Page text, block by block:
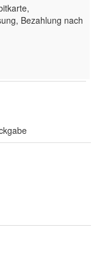
Bezahlung nach